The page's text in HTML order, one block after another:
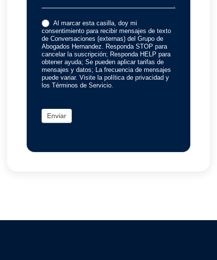
Al marcar esta casilla, doy mi
consentimiento para recibir mensajes de texto
de Conversaciones (externas) del Grupo de
Abogados Hernandez. Responda STOP para
cancelar la suscripción; Responda HELP para
obtener ayuda; Se pueden aplicar tarifas de
mensajes y datos; La frecuencia de mensajes
puede variar. Visite la política de privacidad y
los Términos de Servicio.
Enviar